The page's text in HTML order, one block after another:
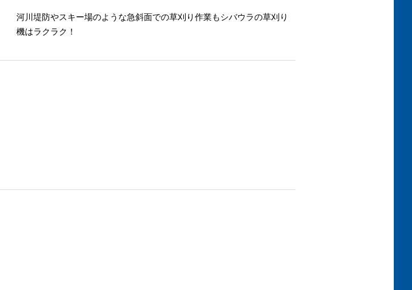
河川堤防やスキー場のような急斜面での草刈り作業もシバウラの草刈り
機はラクラク！